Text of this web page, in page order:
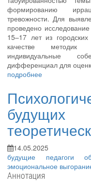
формированию
тревожности. Для
проведено
15–17 лет из
качестве методик
индивидуальные
дифференциал для
подробнее
14.05.2025
будущие педагоги
эмоциональное
Аннотация